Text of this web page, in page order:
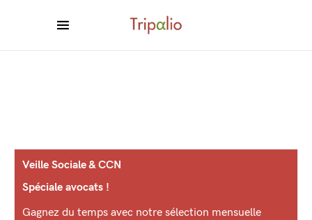
Veille Sociale & CCN
Spéciale avocats !
Gagnez du temps avec notre sélection mensuelle